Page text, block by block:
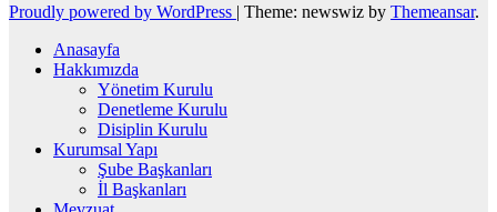
Proudly powered by WordPress | Theme: newswiz by Themeansar.
Anasayfa
Hakkımızda
Yönetim Kurulu
Denetleme Kurulu
Disiplin Kurulu
Kurumsal Yapı
Şube Başkanları
İl Başkanları